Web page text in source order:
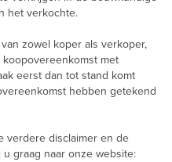
het verkochte.
zowel koper als verkoper,
met
eerst dan tot stand komt
hebben getekend
verdere disclaimer en de
graag naar onze website: